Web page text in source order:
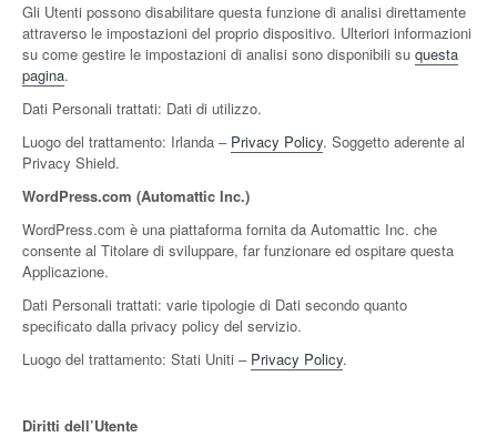
Gli Utenti possono disabilitare questa funzione di analisi direttamente
attraverso le impostazioni del proprio dispositivo. Ulteriori informazioni
su come gestire le impostazioni di analisi sono disponibili su questa
pagina.
Dati Personali trattati: Dati di utilizzo.
Luogo del trattamento: Irlanda – Privacy Policy. Soggetto aderente al
Privacy Shield.
WordPress.com (Automattic Inc.)
WordPress.com è una piattaforma fornita da Automattic Inc. che
consente al Titolare di sviluppare, far funzionare ed ospitare questa
Applicazione.
Dati Personali trattati: varie tipologie di Dati secondo quanto
specificato dalla privacy policy del servizio.
Luogo del trattamento: Stati Uniti – Privacy Policy.
Diritti dell’Utente